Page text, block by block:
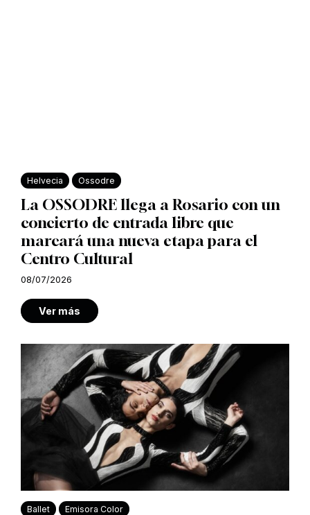
Helvecia Ossodre
La OSSODRE llega a Rosario con un
concierto de entrada libre que
marcará una nueva etapa para el
Centro Cultural
08/07/2026
Ver más
Ballet Emisora Color